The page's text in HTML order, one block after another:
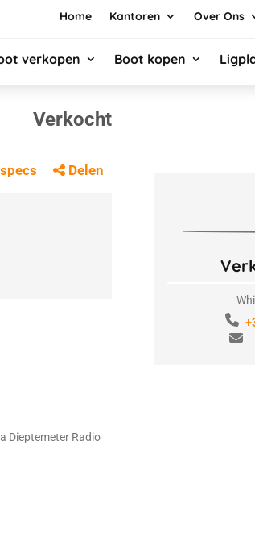
Home Kantoren Over Ons
verkopen Boot kopen
Verkocht
Delen
Dieptemeter Radio